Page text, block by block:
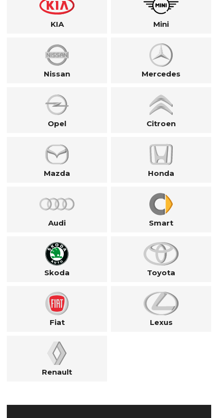
KIA Mini
Nissan Mercedes
Opel Citroen
Mazda Honda
Audi Smart
Skoda Toyota
Fiat Lexus
Renault